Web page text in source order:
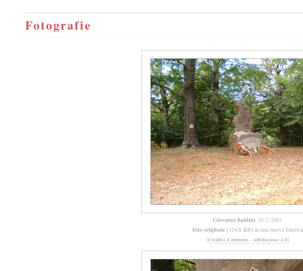
Fotografie
Giovanni Baldini , 28-7-2003
foto originale [324,8 KB] in una nuova finestra
[Creative Commons - Attribuzione 3.0]